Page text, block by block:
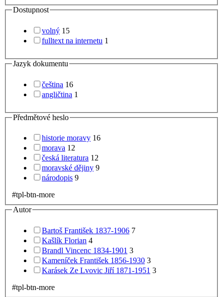
Dostupnost
volný 15
fulltext na internetu 1
Jazyk dokumentu
čeština 16
angličtina 1
Předmětové heslo
historie moravy 16
morava 12
česká literatura 12
moravské dějiny 9
národopis 9
#tpl-btn-more
Autor
Bartoš František 1837-1906 7
Kašlík Florian 4
Brandl Vincenc 1834-1901 3
Kameníček František 1856-1930 3
Karásek Ze Lvovic Jiří 1871-1951 3
#tpl-btn-more